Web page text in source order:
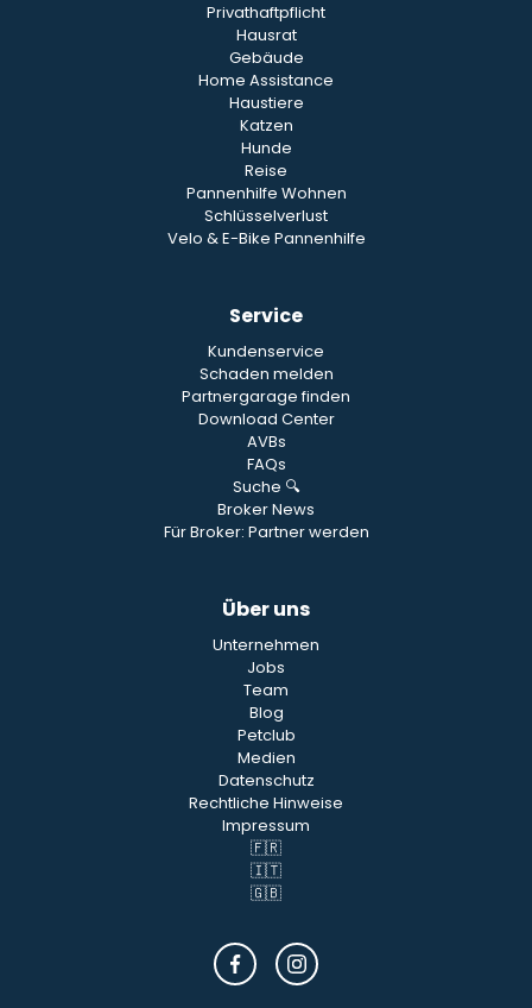
Privathaftpflicht
Hausrat
Gebäude
Home Assistance
Haustiere
Katzen
Hunde
Reise
Pannenhilfe Wohnen
Schlüsselverlust
Velo & E-Bike Pannenhilfe
Service
Kundenservice
Schaden melden
Partnergarage finden
Download Center
AVBs
FAQs
Suche 🔍
Broker News
Für Broker: Partner werden
Über uns
Unternehmen
Jobs
Team
Blog
Petclub
Medien
Datenschutz
Rechtliche Hinweise
Impressum
🇫🇷
🇮🇹
🇬🇧